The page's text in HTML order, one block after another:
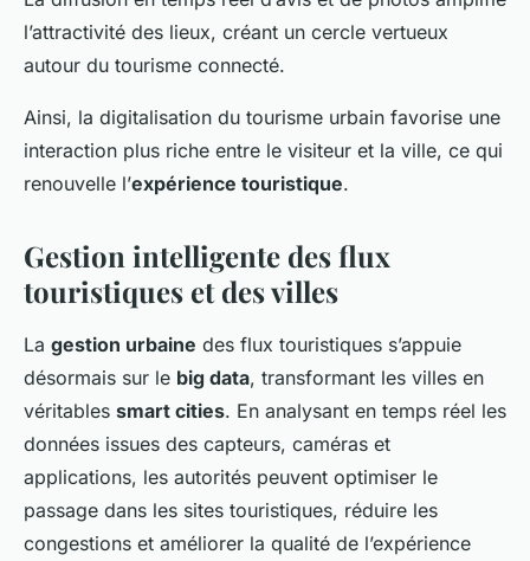
l’attractivité des lieux, créant un cercle vertueux
autour du tourisme connecté.
Ainsi, la digitalisation du tourisme urbain favorise une
interaction plus riche entre le visiteur et la ville, ce qui
renouvelle l’expérience touristique.
Gestion intelligente des flux
touristiques et des villes
La gestion urbaine des flux touristiques s’appuie
désormais sur le big data, transformant les villes en
véritables smart cities. En analysant en temps réel les
données issues des capteurs, caméras et
applications, les autorités peuvent optimiser le
passage dans les sites touristiques, réduire les
congestions et améliorer la qualité de l’expérience